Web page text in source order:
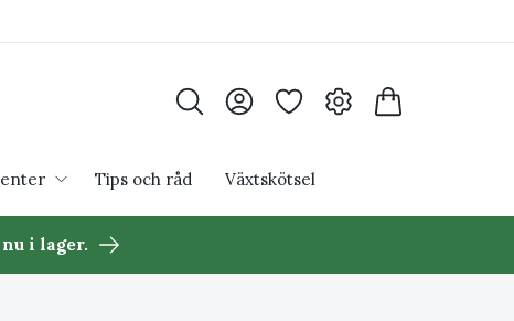
Tips och råd Växtskötsel
i lager.